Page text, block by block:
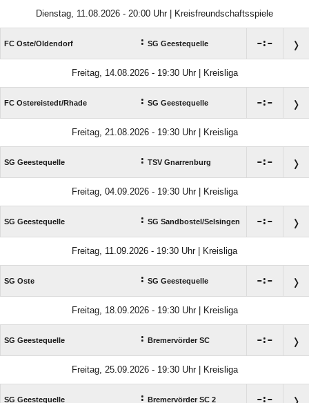
Dienstag, 11.08.2026 - 20:00 Uhr | Kreisfreundschaftsspiele
FC Oste/​Oldendorf : SG Geestequelle :
Freitag, 14.08.2026 - 19:30 Uhr | Kreisliga
FC Ostereistedt/​Rhade : SG Geestequelle :
Freitag, 21.08.2026 - 19:30 Uhr | Kreisliga
SG Geestequelle : TSV Gnarrenburg :
Freitag, 04.09.2026 - 19:30 Uhr | Kreisliga
SG Geestequelle : SG Sandbostel/​Selsingen :
Freitag, 11.09.2026 - 19:30 Uhr | Kreisliga
SG Oste : SG Geestequelle :
Freitag, 18.09.2026 - 19:30 Uhr | Kreisliga
SG Geestequelle : Bremervörder SC :
Freitag, 25.09.2026 - 19:30 Uhr | Kreisliga
SG Geestequelle : Bremervörder SC 2 :